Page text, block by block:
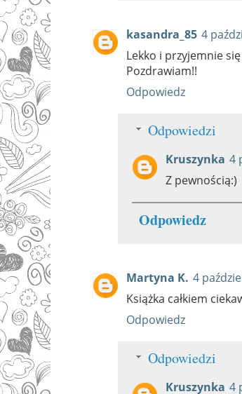
kasandra_85 4
Lekko i przyjemnie
Pozdrawiam!!
Odpowiedz
Odpowiedzi
Kruszynka 4
Z pewnością:)
Odpowiedz
Martyna K. 4
Książka całkiem
Odpowiedz
Odpowiedzi
Kruszynka 4